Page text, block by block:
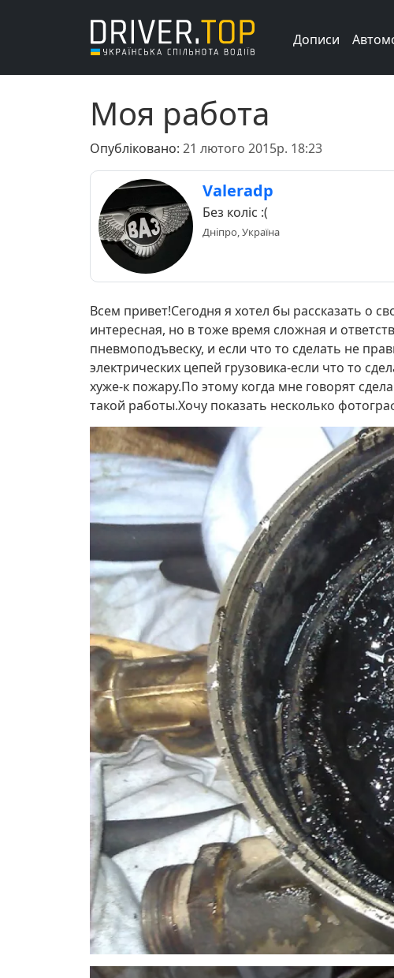
Дописи
Моя работа
Опубліковано: 21 лютого 2015р. 18:23
Valeradp
Без коліс :(
Дніпро, Україна
Всем привет!Сегодня я хотел бы рассказать о
интересная, но в тоже время сложная и
пневмоподъвеску, и если что то сделать не
электрических цепей грузовика-если что то
хуже-к пожару.По этому когда мне говорят
такой работы.Хочу показать несколько